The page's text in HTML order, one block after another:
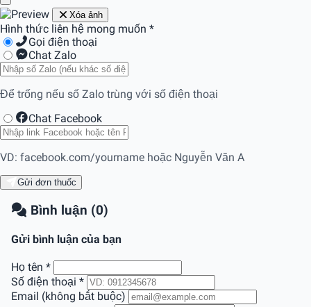
Xóa ảnh
Hình thức liên hệ mong muốn *
Gọi điện thoại
Chat Zalo
Để trống nếu số Zalo trùng với số điện thoại
Chat Facebook
VD: facebook.com/yourname hoặc Nguyễn Văn A
Gửi đơn thuốc
Bình luận (0)
Gửi bình luận của bạn
Họ tên *
Số điện thoại *
Email (không bắt buộc)